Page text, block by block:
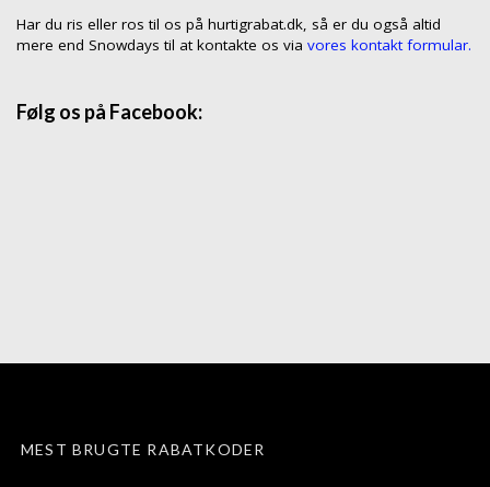
Har du ris eller ros til os på hurtigrabat.dk, så er du også altid
mere end Snowdays til at kontakte os via vores kontakt formular.
Følg os på Facebook:
MEST BRUGTE RABATKODER